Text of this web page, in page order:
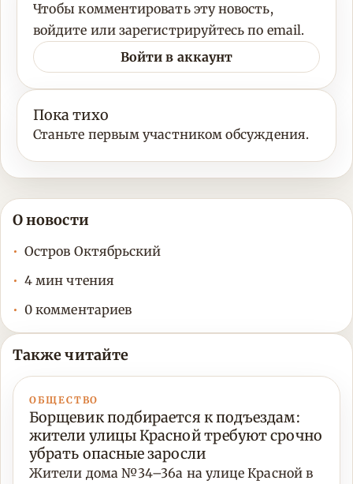
Чтобы комментировать эту новость,
войдите или зарегистрируйтесь по email.
Войти в аккаунт
Пока тихо
Станьте первым участником обсуждения.
О новости
Остров Октябрьский
4 мин чтения
0 комментариев
Также читайте
ОБЩЕСТВО
Борщевик подбирается к подъездам:
жители улицы Красной требуют срочно
убрать опасные заросли
Жители дома №34–36а на улице Красной в